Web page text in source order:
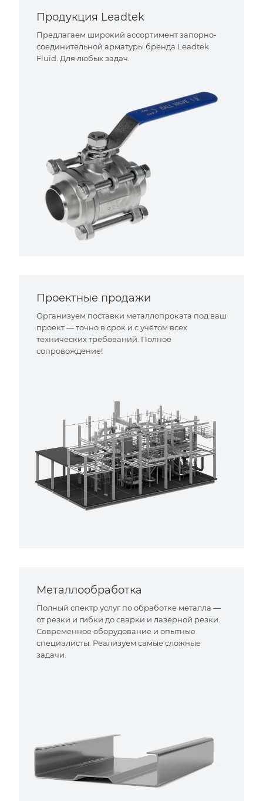
Продукция Leadtek
Предлагаем широкий ассортимент запорно-
соединительной арматуры бренда Leadtek
Fluid. Для любых задач.
Проектные продажи
Организуем поставки металлопроката под ваш
проект — точно в срок и с учётом всех
технических требований. Полное
сопровождение!
Металлообработка
Полный спектр услуг по обработке металла —
от резки и гибки до сварки и лазерной резки.
Современное оборудование и опытные
специалисты. Реализуем самые сложные
задачи.